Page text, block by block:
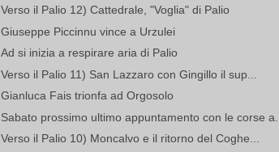
Verso il Palio 12) Cattedrale, "Voglia" di Palio
Giuseppe Piccinnu vince a Urzulei
Ad si inizia a respirare aria di Palio
Verso il Palio 11) San Lazzaro con Gingillo il sup...
Gianluca Fais trionfa ad Orgosolo
Sabato prossimo ultimo appuntamento con le corse a...
Verso il Palio 10) Moncalvo e il ritorno del Coghe...